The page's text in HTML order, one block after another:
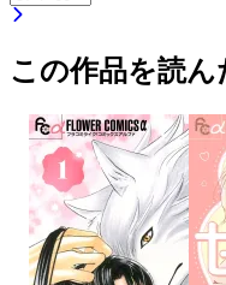
この作品を読